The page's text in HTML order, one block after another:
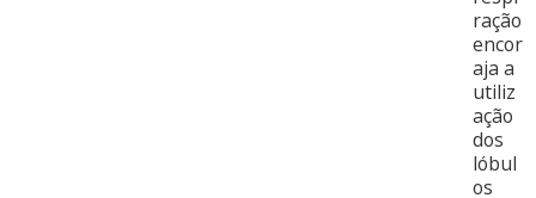
ração
encor
aja a
utiliz
ação
dos
lóbul
os